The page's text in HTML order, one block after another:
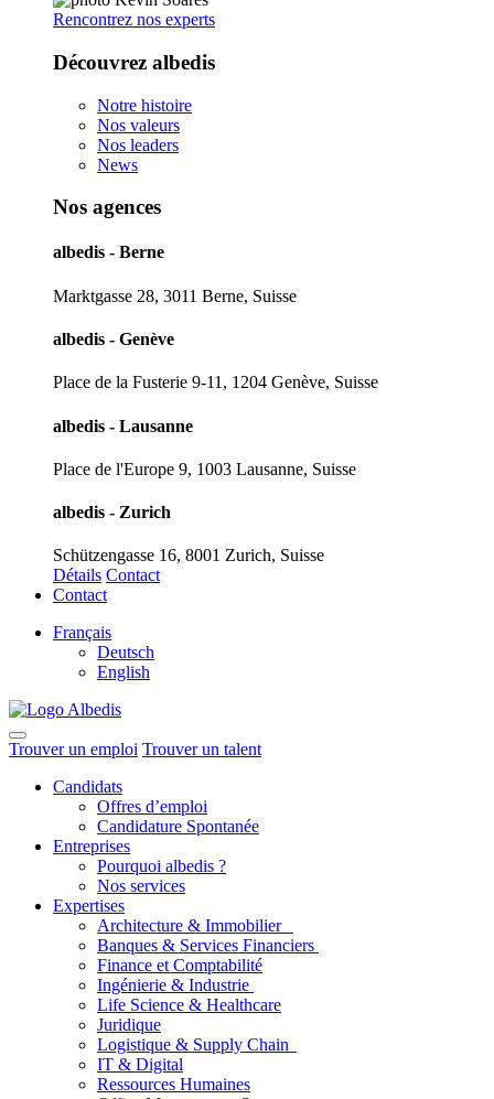
Rencontrez nos experts
Découvrez albedis
Notre histoire
Nos valeurs
Nos leaders
News
Nos agences
albedis - Berne
Marktgasse 28, 3011 Berne, Suisse
albedis - Genève
Place de la Fusterie 9-11, 1204 Genève, Suisse
albedis - Lausanne
Place de l'Europe 9, 1003 Lausanne, Suisse
albedis - Zurich
Schützengasse 16, 8001 Zurich, Suisse
Détails Contact
Contact
Français
Deutsch
English
Trouver un emploi Trouver un talent
Candidats
Offres d’emploi
Candidature Spontanée
Entreprises
Pourquoi albedis ?
Nos services
Expertises
Architecture & Immobilier
Banques & Services Financiers
Finance et Comptabilité
Ingénierie & Industrie
Life Science & Healthcare
Juridique
Logistique & Supply Chain
IT & Digital
Ressources Humaines